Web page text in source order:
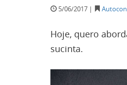
5/06/2017 |
Hoje, quero
sucinta.